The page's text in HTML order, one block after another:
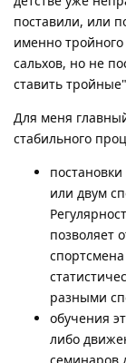
поставили, или
именно тройного
сальхов, но не
ставить
Для меня
стабильного
или двум
позволяет
разными
обучения
либо